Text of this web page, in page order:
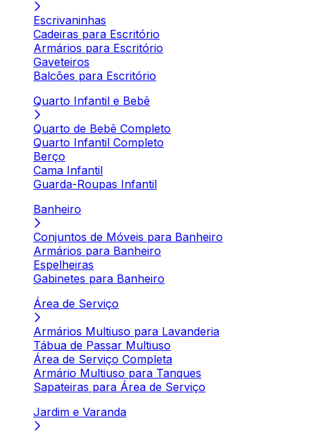
Escrivaninhas
Cadeiras para Escritório
Armários para Escritório
Gaveteiros
Balcões para Escritório
Quarto Infantil e Bebê
Quarto de Bebê Completo
Quarto Infantil Completo
Berço
Cama Infantil
Guarda-Roupas Infantil
Banheiro
Conjuntos de Móveis para Banheiro
Armários para Banheiro
Espelheiras
Gabinetes para Banheiro
Área de Serviço
Armários Multiuso para Lavanderia
Tábua de Passar Multiuso
Área de Serviço Completa
Armário Multiuso para Tanques
Sapateiras para Área de Serviço
Jardim e Varanda